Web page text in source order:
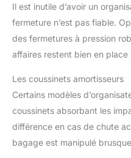
Il est inutile d’avoir un
fermeture n’est pas fiable.
des fermetures à pression
affaires restent bien en
Les coussinets amortisseurs
Certains modèles
coussinets absorbant les
différence en cas de chute
bagage est manipulé